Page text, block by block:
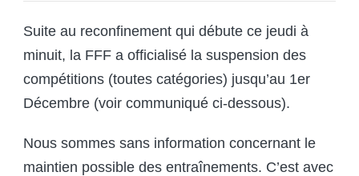
Suite au reconfinement qui débute ce jeudi à
minuit, la FFF a officialisé la suspension des
compétitions (toutes catégories) jusqu’au 1er
Décembre (voir communiqué ci-dessous).
Nous sommes sans information concernant le
maintien possible des entraînements. C’est avec